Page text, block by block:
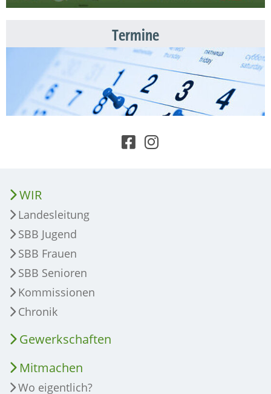
Termine
WIR
Landesleitung
SBB Jugend
SBB Frauen
SBB Senioren
Kommissionen
Chronik
Gewerkschaften
Mitmachen
Wo eigentlich?